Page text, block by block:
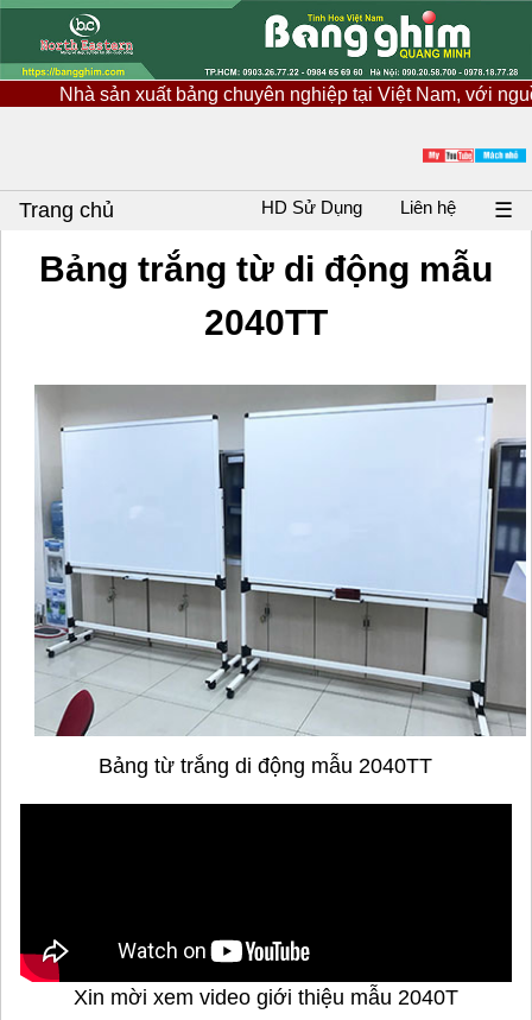
xuất bảng chuyên nghiệp tại Việt Nam, với nguồn nguyên
☰
Liên hệ
HD Sử Dụng
Trang chủ
Bảng trắng từ di động mẫu
2040TT
Bảng từ trắng di động mẫu 2040TT
Xin mời xem video giới thiệu mẫu 2040T